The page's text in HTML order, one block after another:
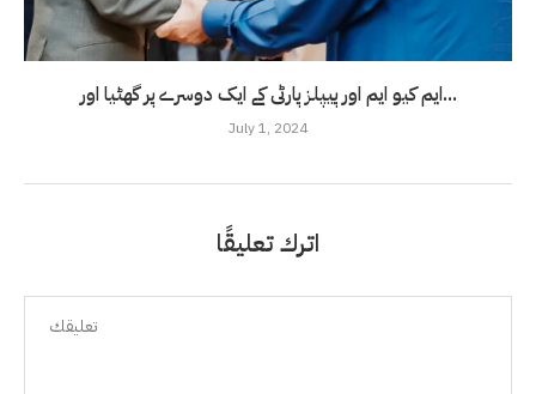
ایم کیو ایم اور پیپلز پارٹی کے ایک دوسرے پر گھٹیا اور...
July 1, 2024
اترك تعليقًا